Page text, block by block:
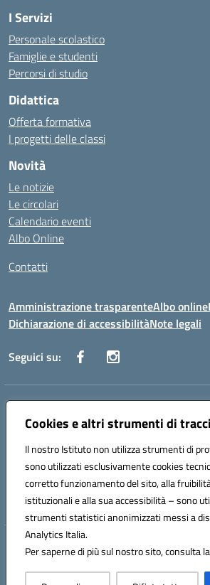
Cookies e altri strumenti di
Il nostro Istituto non utilizza strumenti di
sono utilizzati esclusivamente cookies
corretto funzionamento del sito, alla
istituzionali e alla sua accessibilità – sono
strumenti statistici anonimizzati messi a
Analytics Italia.
Per saperne di più sul nostro sito, consulta
I Servizi
Personale scolastico
Famiglie e studenti
Percorsi di studio
Didattica
Offerta formativa
I progetti delle classi
Novità
Le notizie
Le circolari
Calendario eventi
Albo Online
Contatti
Amministrazione trasparenteAlbo online
Dichiarazione di accessibilitàNote legali
Seguici su:
Indirizzo:
Centralino:0881636571 Email:
Codice fiscale: 80031370713
Codice meccanografico:
FGPS040004
Codice Indice delle Pubbliche Amministrazioni
Hosting & Powered by 3D
Concept & Design by